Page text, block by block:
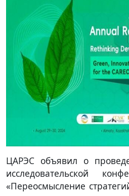
ЦАРЭС объявил о
исследовательской
«Переосмысление